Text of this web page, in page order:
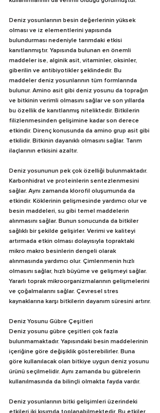
Deniz yosunlarının besin değerlerinin yüksek
olması ve iz elementlerini yapısında
bulundurması nedeniyle tarımdaki etkisi
kanıtlanmıştır. Yapısında bulunan en önemli
maddeler ise, alginik asit, vitaminler, oksinler,
giberilin ve antibiyotikler şeklindedir. Bu
maddeler deniz yosunlarının tüm formlarında
bulunur. Amino asit gibi deniz yosunu da toprağın
ve bitkinin verimli olmasını sağlar ve son yıllarda
bu özellik de kanıtlanmış niteliktedir. Bitkilerin
filizlenmesinden gelişimine kadar son derece
etkindir. Direnç konusunda da amino grup asit gibi
etkilidir. Bitkinin dayanıklı olmasını sağlar. Tarım
ilaçlarının etkisini azaltır.
Deniz yosununun pek çok özelliği bulunmaktadır.
Karbonhidrat ve proteinlerin sentezlenmesini
sağlar. Aynı zamanda klorofil oluşumunda da
etkindir. Köklerinin gelişmesinde yardımcı olur ve
besin maddeleri, su gibi temel maddelerin
alınmasını sağlar. Bunun sonucunda da bitkiler
sağlıklı bir şekilde gelişirler. Verimi ve kaliteyi
artırmada etkin olması dolayısıyla topraktaki
mikro makro besinlerin dengeli olarak
alınmasında yardımcı olur. Çimlenmenin hızlı
olmasını sağlar, hızlı büyüme ve gelişmeyi sağlar.
Yararlı toprak mikroorganizmalarının gelişmelerini
ve çoğalmalarını sağlar. Çevresel stres
kaynaklarına karşı bitkilerin dayanım süresini artırır.
Deniz Yosunu Gübre Çeşitleri
Deniz yosunu gübre çeşitleri çok fazla
bulunmamaktadır. Yapısındaki besin maddelerinin
içeriğine göre değişiklik gösterebilirler. Buna
göre kullanılacak olan bitkiye uygun deniz yosunu
ürünü seçilmelidir. Aynı zamanda bu gübrelerin
kullanılmasında da bilinçli olmakta fayda vardır.
Deniz yosunlarının bitki gelişimleri üzerindeki